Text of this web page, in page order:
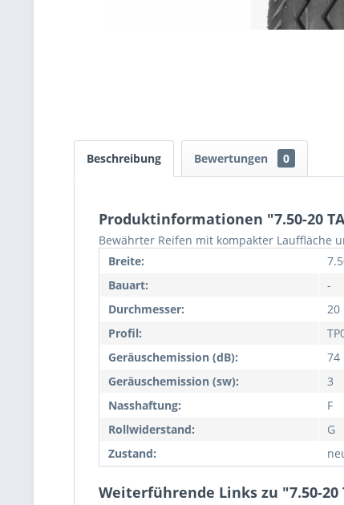
Beschreibung Bewertungen 0
Produktinformationen "7.50-20
Bewährter Reifen mit kompakter Lauffläche
Breite:
Bauart:
-
Durchmesser:
20
Profil:
Geräuschemission (dB):
74
Geräuschemission (sw):
3
Nasshaftung:
F
Rollwiderstand:
G
Zustand:
Weiterführende Links zu "7.50-20